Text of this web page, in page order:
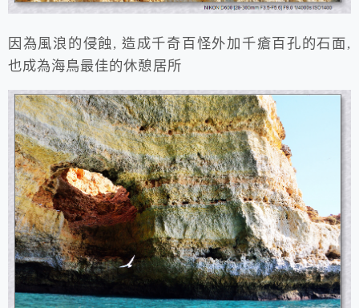
因為風浪的侵蝕, 造成千奇百怪外加千瘡百孔的石面,
也成為海鳥最佳的休憩居所